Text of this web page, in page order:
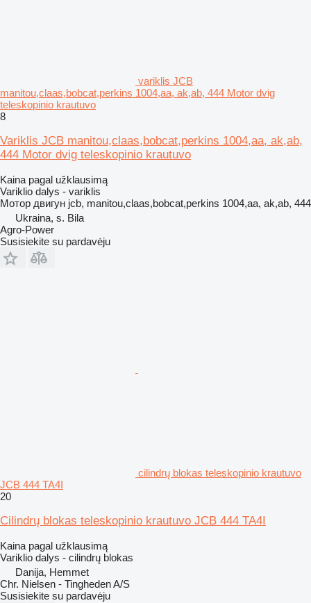
variklis JCB
manitou,claas,bobcat,perkins 1004,aa, ak,ab, 444 Motor dvig
teleskopinio krautuvo
8
Variklis JCB manitou,claas,bobcat,perkins 1004,aa, ak,ab,
444 Motor dvig teleskopinio krautuvo
Kaina pagal užklausimą
Variklio dalys - variklis
Мотор двигун jcb, manitou,claas,bobcat,perkins 1004,aa, ak,ab, 444
Ukraina, s. Bila
Agro-Power
Susisiekite su pardavėju
cilindrų blokas teleskopinio krautuvo
JCB 444 TA4I
20
Cilindrų blokas teleskopinio krautuvo JCB 444 TA4I
Kaina pagal užklausimą
Variklio dalys - cilindrų blokas
Danija, Hemmet
Chr. Nielsen - Tingheden A/S
Susisiekite su pardavėju